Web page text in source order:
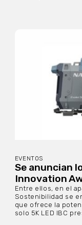
EVENTOS
Se anuncian
Innovation
Entre ellos, en el
Sostenibilidad se
que ofrece la
solo 5K LED IBC